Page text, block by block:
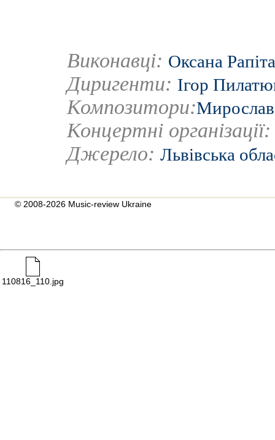
Виконавці: Оксана Рапіта
Диригенти: Ігор
Композитори:
Концертні
Джерело: Львівська
© 2008-2026 Music-review Ukraine
110816_110.jpg